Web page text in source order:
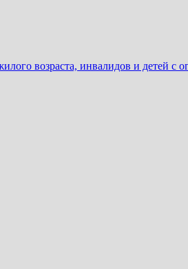
возраста, инвалидов и детей с